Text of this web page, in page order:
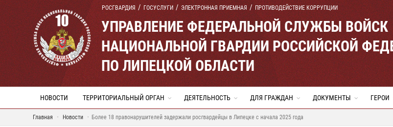
РОСГВАРДИЯ ГОСУСЛУГИ ЭЛЕКТРОННАЯ ПРИЕМНАЯ ПРОТИВОДЕЙСТВИЕ КОРРУПЦИИ
УПРАВЛЕНИЕ ФЕДЕРАЛЬНОЙ СЛУЖБЫ ВОЙСК
НАЦИОНАЛЬНОЙ ГВАРДИИ РОССИЙСКОЙ
ПО ЛИПЕЦКОЙ ОБЛАСТИ
НОВОСТИ ТЕРРИТОРИАЛЬНЫЙ ОРГАН ДЕЯТЕЛЬНОСТЬ ДЛЯ ГРАЖДАН ДОКУМЕНТЫ ГЕРОИ
Главная Новости Более 18 правонарушителей задержали росгвардейцы в Липецке с начала 2025 года